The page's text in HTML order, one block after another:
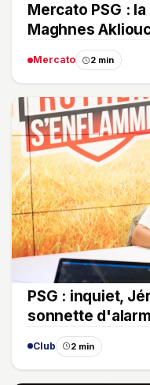
Mercato PSG :
Maghnes
Mercato 2 min
PSG : inquiet,
sonnette
Club 2 min